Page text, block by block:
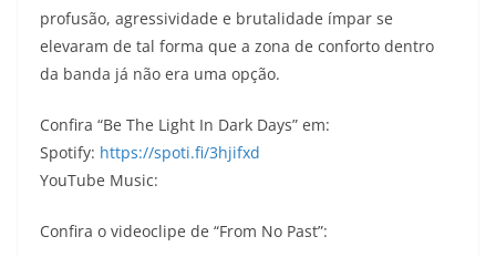
profusão, agressividade e brutalidade ímpar se
elevaram de tal forma que a zona de conforto dentro
da banda já não era uma opção.
Confira “Be The Light In Dark Days” em:
Spotify: https://spoti.fi/3hjifxd
YouTube Music:
Confira o videoclipe de “From No Past”: